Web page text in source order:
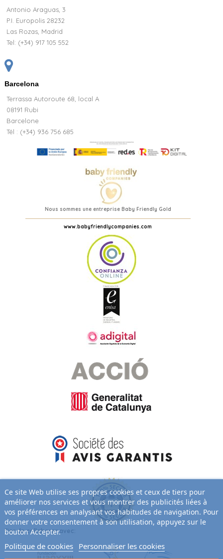
Antonio Araguas, 3
P.I. Europolis 28232
Las Rozas, Madrid
Tel: (+34) 917 105 552
Barcelona
Terrassa Autoroute 68, local A
08191 Rubi
Barcelone
Tél : (+34) 936 756 685
Nous sommes une entreprise Baby Friendly Gold
www.babyfriendlycompanies.com
Fier de collaborer avec:
Ce site Web utilise ses propres cookies et ceux de tiers pour
améliorer nos services et vous montrer des publicités liées à
vos préférences en analysant vos habitudes de navigation. Pour
donner votre consentement à son utilisation, appuyez sur le
bouton Accepter.
Politique de cookies Personnaliser les cookies